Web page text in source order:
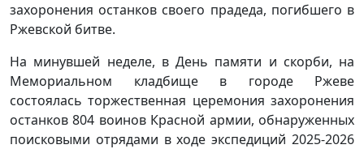
захоронения останков своего прадеда, погибшего в
Ржевской битве.
На минувшей неделе, в День памяти и скорби, на
Мемориальном кладбище в городе Ржеве
состоялась торжественная церемония захоронения
останков 804 воинов Красной армии, обнаруженных
поисковыми отрядами в ходе экспедиций 2025-2026